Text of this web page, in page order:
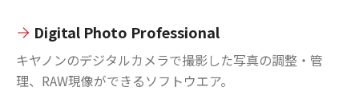
Digital Photo Professional
キヤノンのデジタルカメラで撮影した写真の調整・管
理、RAW現像ができるソフトウエア。